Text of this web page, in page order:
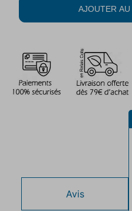
AJOUTER AU
Avis